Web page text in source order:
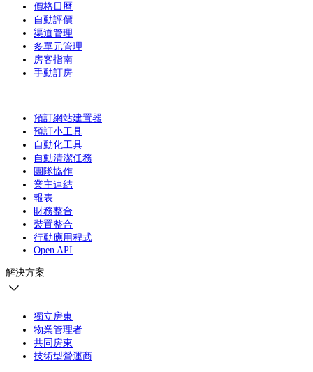
價格日曆
自動評價
渠道管理
多單元管理
房客指南
手動訂房
預訂網站建置器
預訂小工具
自動化工具
自動清潔任務
團隊協作
業主連結
報表
財務整合
裝置整合
行動應用程式
Open API
解決方案
獨立房東
物業管理者
共同房東
技術型營運商